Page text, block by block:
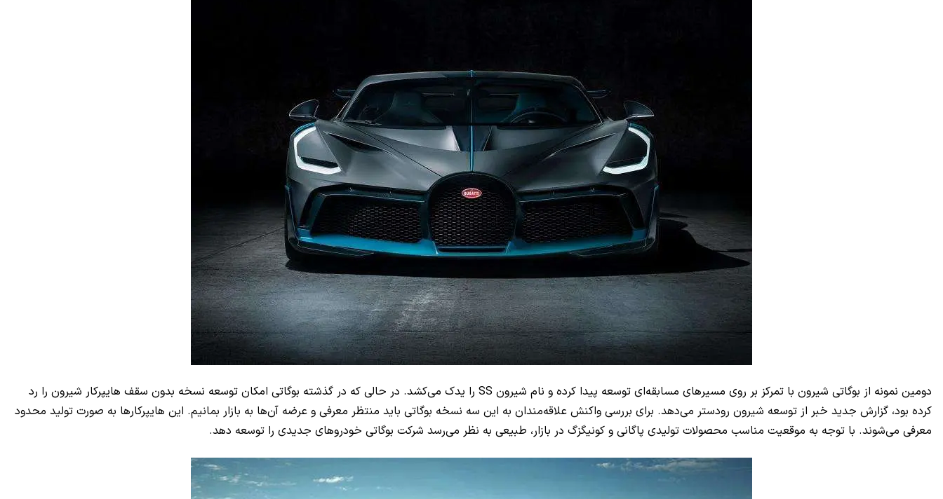
دومین نمونه از بوگاتی شیرون با تمرکز بر روی مسیرهای مسابقه‌ای توسعه پیدا کرده و نام شیرون SS را یدک می‌کشد. در حالی که در گذشته بوگاتی امکان توسعه نسخه بدون سقف هایپرکار شیرون را رد
کرده بود، گزارش جدید خبر از توسعه شیرون رودستر می‌دهد. برای بررسی واکنش علاقه‌مندان به این سه نسخه بوگاتی باید منتظر معرفی و عرضه آن‌ها به بازار بمانیم. این هایپرکارها به صورت تولید محدود
معرفی می‌شوند. با توجه به موقعیت مناسب محصولات تولیدی پاگانی و کونیگزگ در بازار، طبیعی به نظر می‌رسد شرکت بوگاتی خودروهای جدیدی را توسعه دهد.